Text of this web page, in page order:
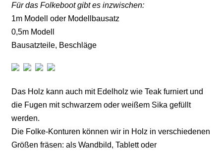
Für das Folkeboot gibt es inzwischen:
1m Modell oder Modellbausatz
0,5m Modell
Bausatzteile, Beschläge
Das Holz kann auch mit Edelholz wie Teak furniert und
die Fugen mit schwarzem oder weißem Sika gefüllt
werden.
Die Folke-Konturen können wir in Holz in verschiedenen
Größen fräsen: als Wandbild, Tablett oder